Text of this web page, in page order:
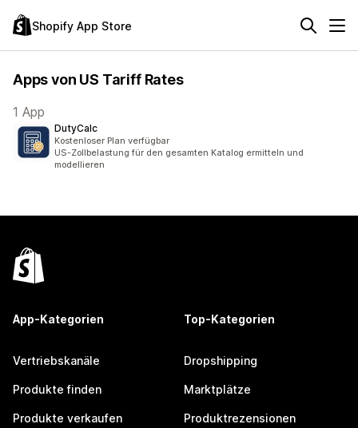
Shopify App Store
Apps von US Tariff Rates
1 App
DutyCalc
Kostenloser Plan verfügbar
US-Zollbelastung für den gesamten Katalog ermitteln und
modellieren
App-Kategorien
Vertriebskanäle
Produkte finden
Produkte verkaufen
Top-Kategorien
Dropshipping
Marktplätze
Produktrezensionen